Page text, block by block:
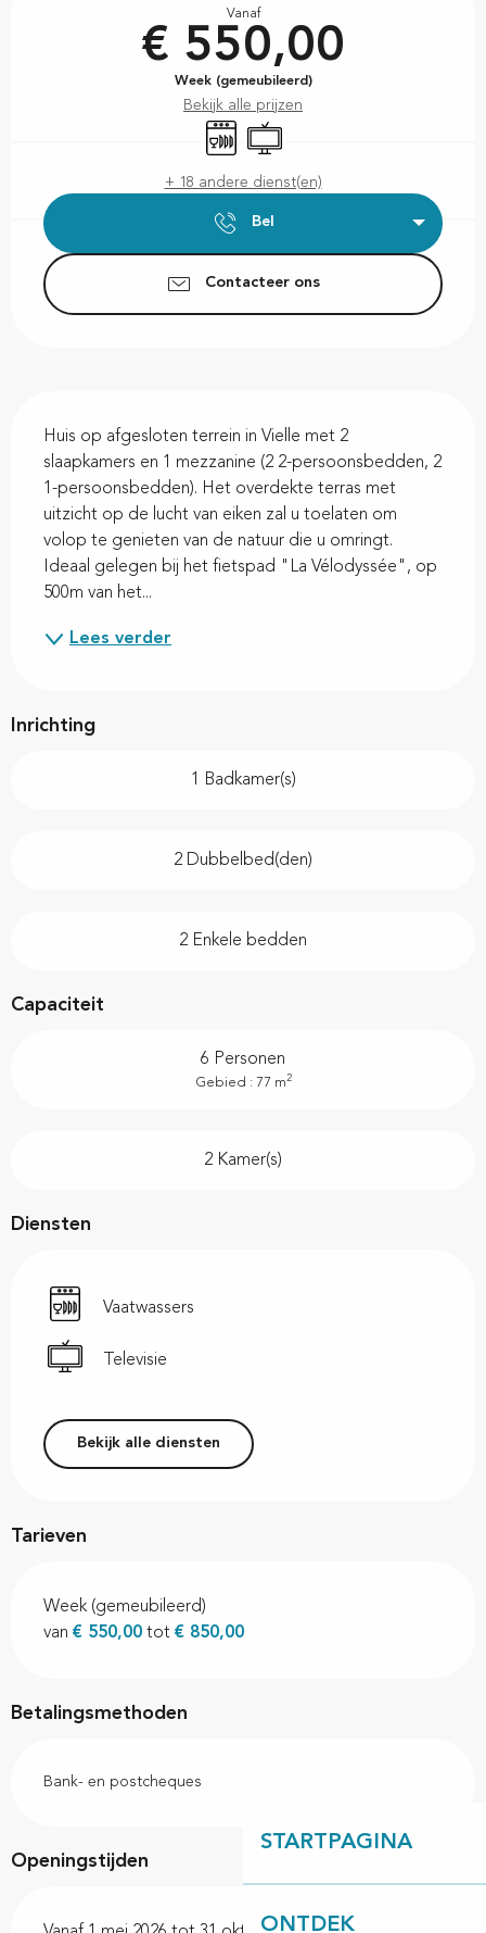
STARTPAGINA
ONTDEK
Vanaf
€ 550,00
Week (gemeubileerd)
Bekijk alle prijzen
Vaatwassers
Televisie
+ 18 andere dienst(en)
Bel
Contacteer ons
Huis op afgesloten terrein in Vielle met 2
slaapkamers en 1 mezzanine (2 2-persoonsbedden, 2
1-persoonsbedden). Het overdekte terras met
uitzicht op de lucht van eiken zal u toelaten om
volop te genieten van de natuur die u omringt.
Ideaal gelegen bij het fietspad "La Vélodyssée", op
500m van het...
Lees verder
Inrichting
1 Badkamer(s)
2 Dubbelbed(den)
2 Enkele bedden
Capaciteit
6 Personen
Gebied : 77 m 2
2 Kamer(s)
Diensten
Vaatwassers
Televisie
Bekijk alle diensten
Tarieven
Week (gemeubileerd)
van € 550,00 tot € 850,00
Betalingsmethoden
Bank- en postcheques
Openingstijden